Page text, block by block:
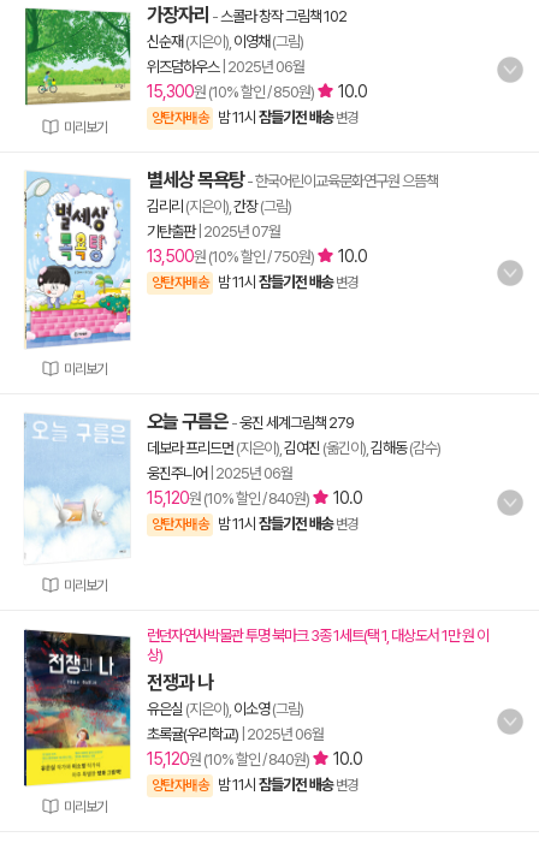
미리보기
가장자리 -스콜라 창작 그림책 102
신순재 (지은이), 이영채 (그림)
위즈덤하우스| 2025년 06월
15,300원 (10% 할인 / 850원) 10.0
양탄자배송 밤 11시 잠들기전 배송 변경
미리보기
별세상 목욕탕- 한국어린이교육문화연구원 으뜸책
김리리 (지은이), 간장(그림)
기탄출판| 2025년 07월
13,500원 (10% 할인 / 750원) 10.0
양탄자배송 밤 11시 잠들기전 배송 변경
미리보기
오늘 구름은 -웅진 세계그림책 279
데보라 프리드먼 (지은이), 김여진 (옮긴이), 김해동(감수)
웅진주니어 2025년 06월
15,120원 (10% 할인 / 840원) 10.0
양탄자배송 밤 11시 잠들기전 배송 변경
미리보기
런던자연사박물관 투명 북마크 3종 1세트(택 1, 대상도서 1만 원 이
상)
전쟁과 나
유은실 (지은이), 이소영(그림)
초록귤(우리학교) 2025년 06월
15,120원 (10% 할인 / 840원) 10.0
양탄자배송 밤 11시 잠들기전 배송 변경